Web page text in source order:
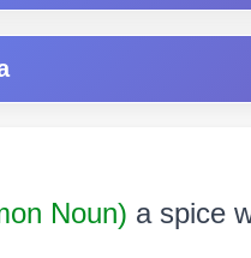
Noun) a spice